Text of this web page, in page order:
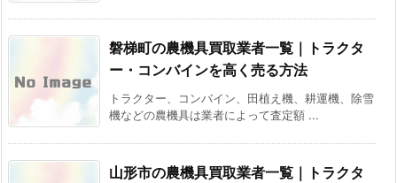
磐梯町の農機具買取業者一覧｜トラクタ
ー・コンバインを高く売る方法
トラクター、コンバイン、田植え機、耕運機、除雪
機などの農機具は業者によって査定額 ...
山形市の農機具買取業者一覧｜トラクタ